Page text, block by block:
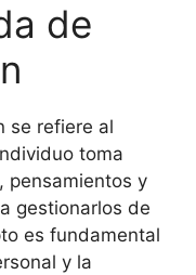
de
se refiere al
toma
pensamientos y
gestionarlos de
es fundamental
y la